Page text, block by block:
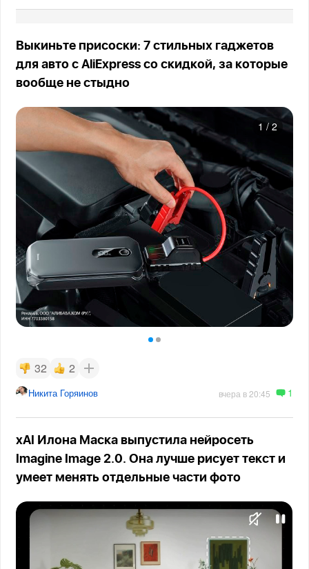
Выкиньте присоски: 7 стильных гаджетов
для авто с AliExpress со скидкой, за которые
вообще не стыдно
1 / 2
32 2
Никита Горяинов вчера в 20:45 1
xAI Илона Маска выпустила нейросеть
Imagine Image 2.0. Она лучше рисует текст и
умеет менять отдельные части фото